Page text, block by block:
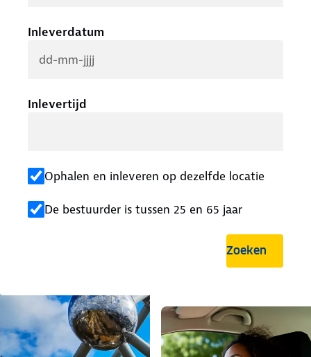
Inleverdatum
Inlevertijd
Ophalen en inleveren op dezelfde locatie
De bestuurder is tussen 25 en 65 jaar
Zoeken